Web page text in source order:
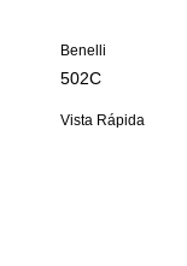
Benelli
502C
Vista Rápida